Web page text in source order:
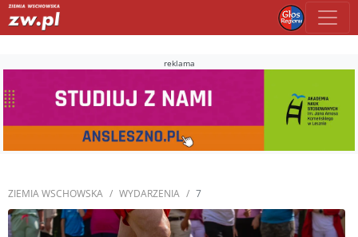
reklama
ZIEMIA WSCHOWSKA WYDARZENIA 7